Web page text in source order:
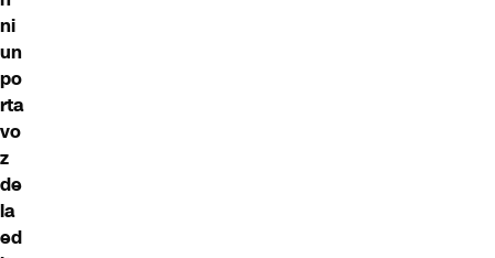
ni
un
po
rta
vo
z
de
la
ed